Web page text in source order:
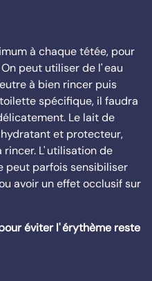
à chaque tétée, pour
peut utiliser de l' eau
à bien rincer puis
spécifique, il faudra
Le lait de
et protecteur,
L' utilisation de
peut parfois sensibiliser
avoir un effet occlusif sur
éviter l' érythème reste